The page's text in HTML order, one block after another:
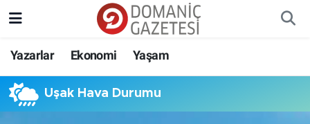
Yazarlar Ekonomi Yaşam
Uşak Hava Durumu